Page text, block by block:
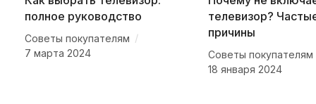
полное руководство
Советы покупателям /
7 марта 2024
телевизор?
причины
Советы покупателям
18 января 2024